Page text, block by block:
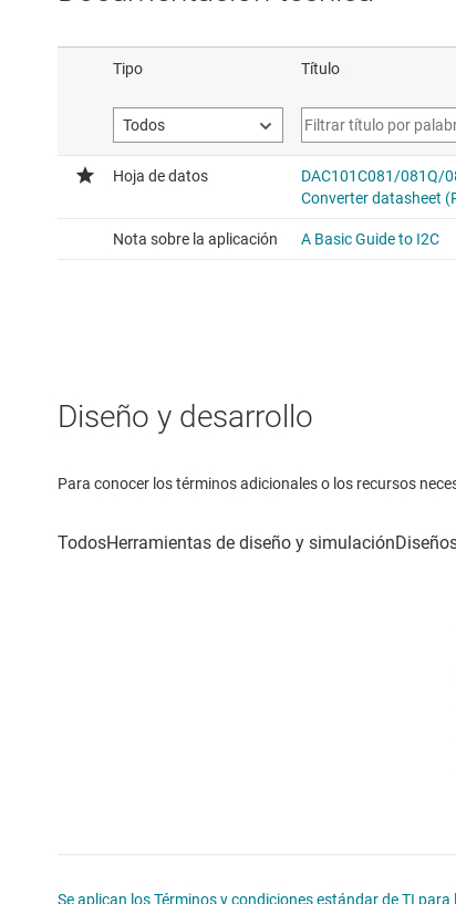
Diseño y desarrollo
Para conocer los términos adicionales o los recursos
Se aplican los Términos y condiciones estándar de TI